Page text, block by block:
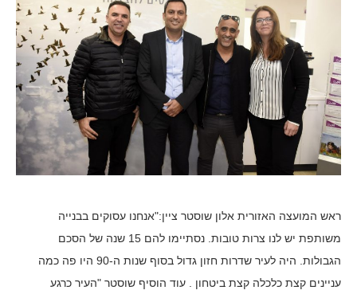
ראש המועצה האזורית אלון שוסטר ציין:"אנחנו עסוקים בבנייה
משותפת יש לנו צרות טובות. נסתיימו להם 15 שנה של הסכם
הגבולות. היה לעיר שדרות חזון גדול בסוף שנות ה-90 היו פה כמה
עניינים קצת כלכלה קצת ביטחון . עוד הוסיף שוסטר "העיר כרגע